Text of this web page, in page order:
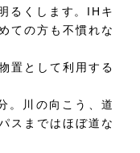
るくします。IHキ
ての方も不慣れな
置として利用する
。川の向こう、道
スまではほぼ道な